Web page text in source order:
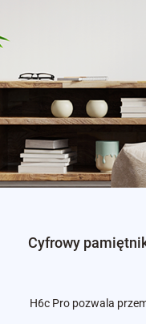
Cyfrowy
H6c Pro pozwala